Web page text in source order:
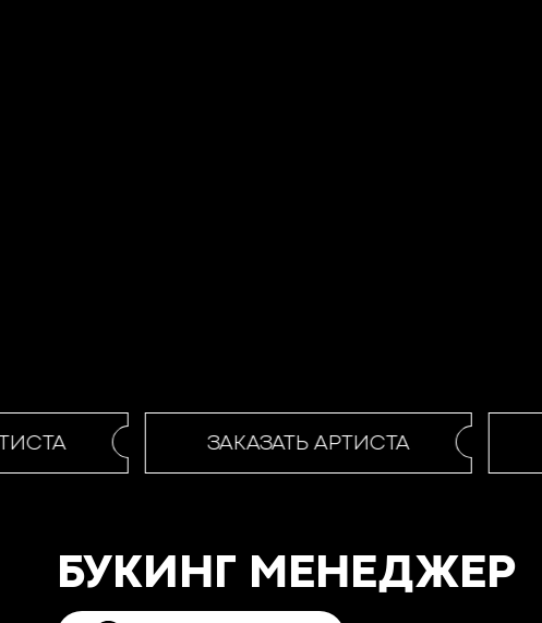
ЗАКАЗАТЬ АРТИСТА
БУКИНГ МЕНЕДЖЕР